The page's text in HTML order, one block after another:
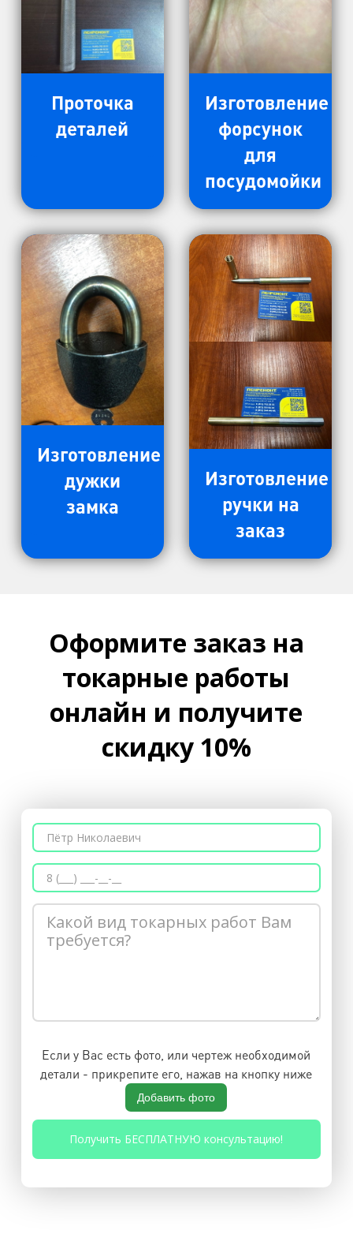
Проточка
деталей
Изготовление
форсунок
для
посудомойки
Изготовление
дужки
замка
Изготовление
ручки на
заказ
Оформите заказ на
токарные работы
онлайн и получите
скидку 10%
Если у Вас есть фото, или чертеж необходимой
детали - прикрепите его, нажав на кнопку ниже
Добавить фото